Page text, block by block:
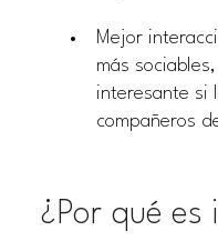
Mejor
más
interesante si
compañeros
¿Por qué es